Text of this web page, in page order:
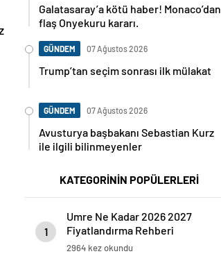
Galatasaray’a kötü haber! Monaco’dan
flaş Onyekuru kararı.
GÜNDEM 07 Ağustos 2026
Trump’tan seçim sonrası ilk mülakat
GÜNDEM 07 Ağustos 2026
Avusturya başbakanı Sebastian Kurz
ile ilgili bilinmeyenler
KATEGORİNİN POPÜLERLERİ
1
Umre Ne Kadar 2026 2027
Fiyatlandırma Rehberi
2964 kez okundu